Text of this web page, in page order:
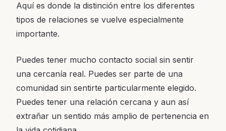
Aquí es donde la distinción entre los diferentes
tipos de relaciones se vuelve especialmente
importante.
Puedes tener mucho contacto social sin sentir
una cercanía real. Puedes ser parte de una
comunidad sin sentirte particularmente elegido.
Puedes tener una relación cercana y aun así
extrañar un sentido más amplio de pertenencia en